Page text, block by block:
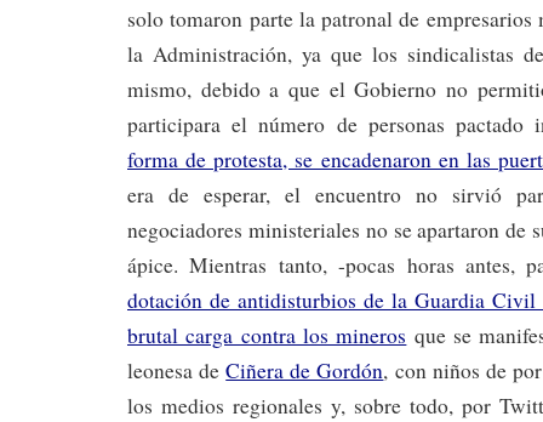
solo tomaron parte la patronal de
la Administración, ya que los sindicalistas
mismo, debido a que el Gobierno no
participara el número de personas pactado
forma de protesta, se encadenaron en las
era de esperar, el encuentro no sirvió
negociadores ministeriales no se apartaron de
ápice. Mientras tanto, -pocas horas antes,
dotación de antidisturbios de la Guardia
brutal carga contra los mineros que se
leonesa deCiñera de Gordón, con niños de
los medios regionales y, sobre todo, por